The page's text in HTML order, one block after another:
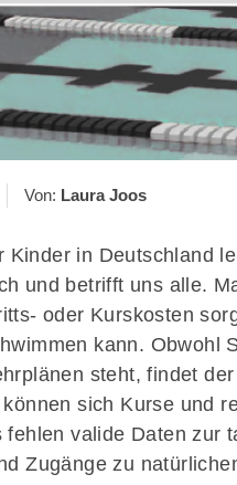
Von: Laura Joos
Kinder in Deutschland
und betrifft uns alle.
oder Kurskosten
kann. Obwohl
steht, findet
sich Kurse und
fehlen valide Daten zur
Zugänge zu